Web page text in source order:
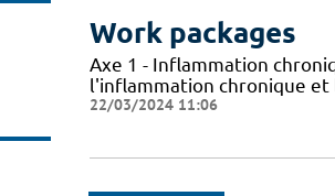
Work packages
Axe 1 - Inflammation
l'inflammation chronique et
22/03/2024 11:06